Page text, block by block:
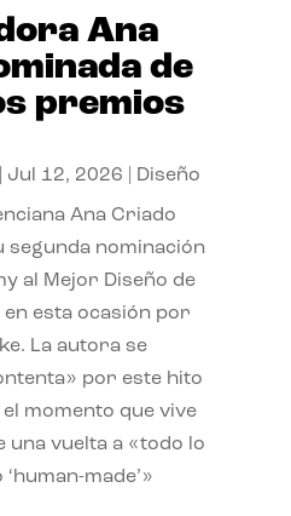
Ana
de
premios
Jul 12, 2026 Diseño
Ana Criado
segunda nominación
al Mejor Diseño de
esta ocasión por
La autora se
por este hito
momento que vive
una vuelta a «todo lo
made’»